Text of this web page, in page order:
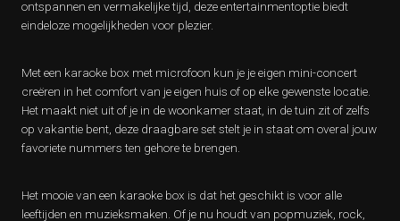
ontspannen en vermakelijke tijd, deze entertainmentoptie biedt
eindeloze mogelijkheden voor plezier.
Met een karaoke box met microfoon kun je je eigen mini-concert
creëren in het comfort van je eigen huis of op elke gewenste locatie.
Het maakt niet uit of je in de woonkamer staat, in de tuin zit of zelfs
op vakantie bent, deze draagbare set stelt je in staat om overal jouw
favoriete nummers ten gehore te brengen.
Het mooie van een karaoke box is dat het geschikt is voor alle
leeftijden en muzieksmaken. Of je nu houdt van popmuziek, rock,